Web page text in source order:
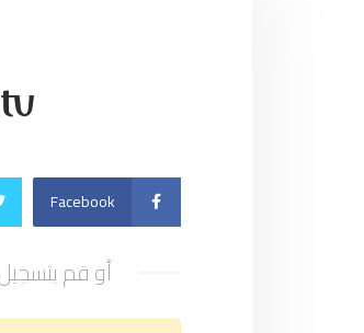
Facebook
أو قم بتسجيل